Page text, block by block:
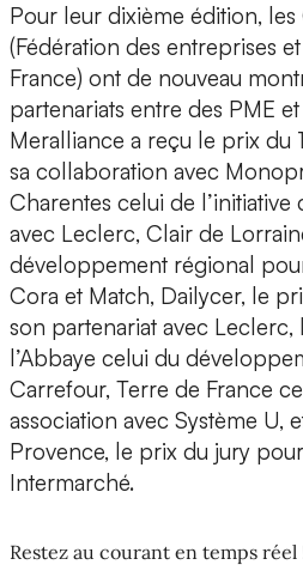
Pour leur dixième édition, les
(Fédération des entreprises
France) ont de nouveau
partenariats entre des PME
Meralliance a reçu le prix du
sa collaboration avec
Charentes celui de
avec Leclerc, Clair de
développement régional
Cora et Match, Dailycer, le
son partenariat avec Leclerc,
l’Abbaye celui du
Carrefour, Terre de France
association avec Système U,
Provence, le prix du jury
Intermarché.
Restez au courant en temps réel